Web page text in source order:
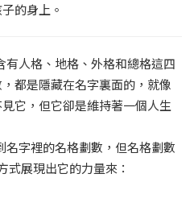
的身上。
人格、地格、外格和總格這四
都是隱藏在名字裏面的，就像
它，但它卻是維持著一個人生
字裡的名格劃數，但名格劃數
式展現出它的力量來：